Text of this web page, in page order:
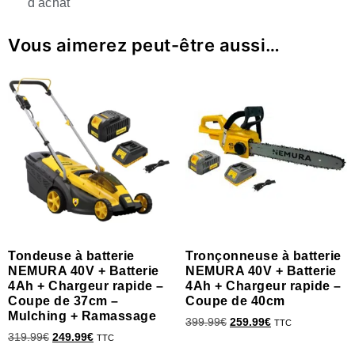
Vous aimerez peut-être aussi…
Tondeuse à batterie
NEMURA 40V + Batterie
4Ah + Chargeur rapide –
Coupe de 37cm –
Mulching + Ramassage
319.99€ 249.99€ TTC
Tronçonneuse à batterie
NEMURA 40V + Batterie
4Ah + Chargeur rapide –
Coupe de 40cm
399.99€ 259.99€ TTC